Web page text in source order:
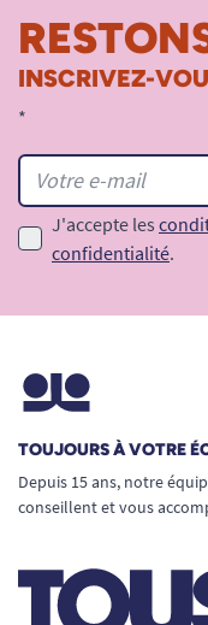
INSCRIVEZ-
*
J'accepte les
confidentialité.
TOUJOURS À VOTRE
Depuis 15 ans, notre
conseillent et vous